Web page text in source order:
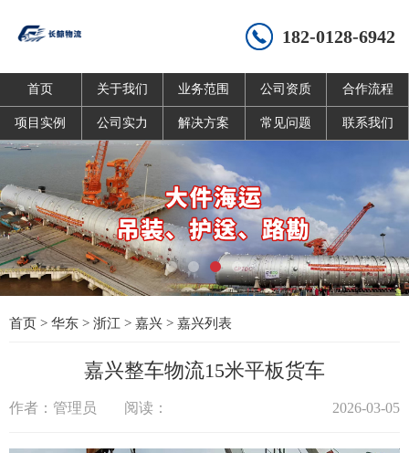
182-0128-6942
首页 关于我们 业务范围 公司资质 合作流程
项目实例 公司实力 解决方案 常见问题 联系我们
首页 > 华东 > 浙江 > 嘉兴 > 嘉兴列表
嘉兴整车物流15米平板货车
作者：管理员 阅读： 2026-03-05